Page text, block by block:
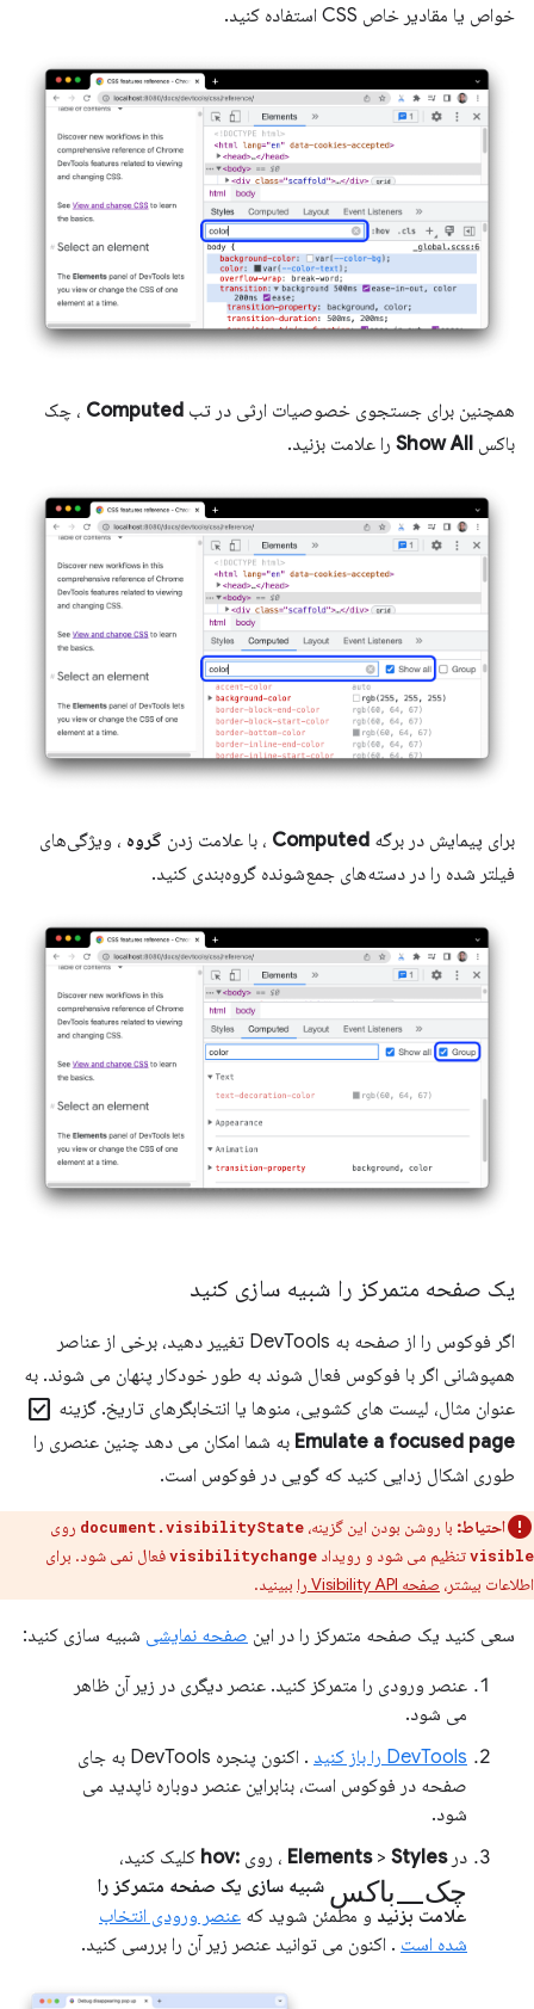
خواص یا مقادیر خاص CSS استفاده کنید.
همچنین برای جستجوی خصوصیات ارثی در تب Computed ، چک
باکس Show All را علامت بزنید.
برای پیمایش در برگه Computed ، با علامت زدن گروه ، ویژگی‌های
فیلتر شده را در دسته‌های جمع‌شونده گروه‌بندی کنید.
یک صفحه متمرکز را شبیه سازی کنید
اگر فوکوس را از صفحه به DevTools تغییر دهید، برخی از عناصر
همپوشانی اگر با فوکوس فعال شوند به طور خودکار پنهان می شوند. به
عنوان مثال، لیست های کشویی، منوها یا انتخابگرهای تاریخ. گزینه check_box
Emulate a focused page به شما امکان می دهد چنین عنصری را
طوری اشکال زدایی کنید که گویی در فوکوس است.
احتیاط: با روشن بودن این گزینه، document.visibilityState روی
visibleتنظیم می شود و رویداد visibilitychangeفعال نمی شود. برای
اطلاعات بیشتر، صفحه Visibility API را ببینید.
سعی کنید یک صفحه متمرکز را در این صفحه نمایشی شبیه سازی کنید:
عنصر ورودی را متمرکز کنید. عنصر دیگری در زیر آن ظاهر
می شود.
DevTools را باز کنید
. اکنون پنجره DevTools به جای
صفحه در فوکوس است، بنابراین عنصر دوباره ناپدید می
شود.
در
Elements> Styles ، روی :hov کلیک کنید،
چک_باکس
شبیه سازی یک صفحه متمرکز را
علامت بزنید و مطمئن شوید که عنصر ورودی انتخاب
شده است . اکنون می توانید عنصر زیر آن را بررسی کنید.